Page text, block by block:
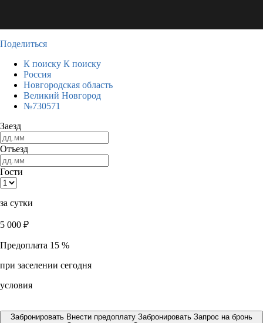
Поделиться
К поиску К поиску
Россия
Новгородская область
Великий Новгород
№730571
Заезд
Отъезд
Гости
за сутки
5 000 ₽
Предоплата 15 %
при заселении сегодня
условия
Забронировать Внести предоплату Забронировать Запрос на бронь